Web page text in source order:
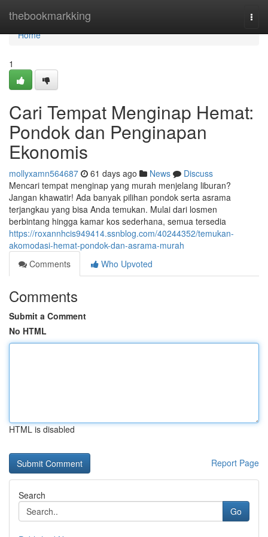
thebookmarkking
Home
Home
1
Cari Tempat Menginap Hemat:
Pondok dan Penginapan
Ekonomis
mollyxamn564687 61 days ago News
Discuss
Mencari tempat menginap yang murah menjelang liburan?
Jangan khawatir! Ada banyak pilihan pondok serta asrama
terjangkau yang bisa Anda temukan. Mulai dari losmen
berbintang hingga kamar kos sederhana, semua tersedia
https://roxannhcis949414.ssnblog.com/40244352/temukan-
akomodasi-hemat-pondok-dan-asrama-murah
Comments
Who Upvoted
Comments
Submit a Comment
No HTML
HTML is disabled
Report Page
Search
Go